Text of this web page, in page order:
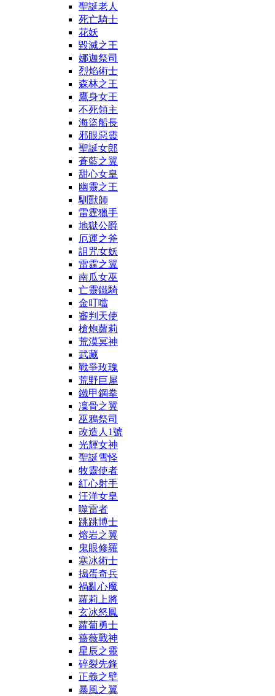
聖誕老人
死亡騎士
花妖
毀滅之王
娜迦祭司
烈焰術士
森林之王
鷹身女王
不死領主
海盜船長
邪眼惡靈
聖誕女郎
蒼藍之翼
甜心女皇
幽靈之王
馴獸師
雷霆獵手
地獄公爵
厄運之斧
詛咒女妖
雷霆之翼
南瓜女巫
亡靈鐵騎
金叮噹
審判天使
槍炮蘿莉
荒漠冥神
武藏
戰爭玫瑰
荒野巨犀
鐵甲鋼拳
凜骨之翼
巫鴉祭司
改造人1號
光輝女神
聖誕雪怪
牧靈使者
紅心射手
汪洋女皇
噬雷者
跳跳博士
熔岩之翼
鬼眼修羅
寒冰術士
搗蛋奇兵
禍亂心魔
蘿莉上將
玄冰怒鳳
蘿蔔勇士
薔薇戰神
星辰之靈
碎裂先鋒
正義之壁
暴風之翼